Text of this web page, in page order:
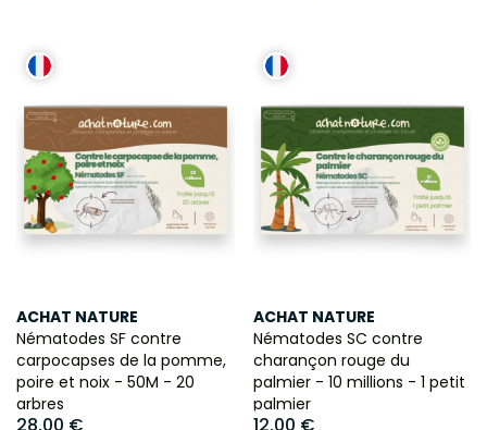
ACHAT NATURE
Nématodes SF contre
carpocapses de la pomme,
poire et noix - 50M - 20
arbres
28,00 €
ACHAT NATURE
Nématodes SC contre
charançon rouge du
palmier - 10 millions - 1 petit
palmier
12,00 €